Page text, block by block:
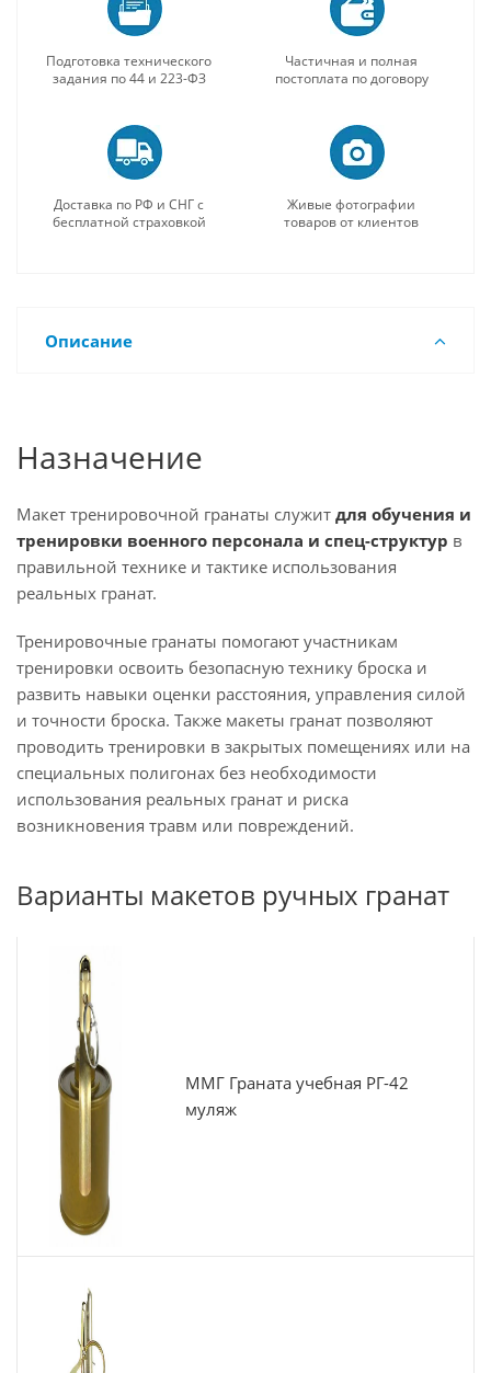
Подготовка технического
задания по 44 и 223-ФЗ
Частичная и полная
постоплата по договору
Доставка по РФ и СНГ с
бесплатной страховкой
Живые фотографии
товаров от клиентов
Описание
Назначение
Макет тренировочной гранаты служит для обучения и
тренировки военного персонала и спец-структур в
правильной технике и тактике использования
реальных гранат.
Тренировочные гранаты помогают участникам
тренировки освоить безопасную технику броска и
развить навыки оценки расстояния, управления силой
и точности броска. Также макеты гранат позволяют
проводить тренировки в закрытых помещениях или на
специальных полигонах без необходимости
использования реальных гранат и риска
возникновения травм или повреждений.
Варианты макетов ручных гранат
ММГ Граната учебная РГ-42
муляж